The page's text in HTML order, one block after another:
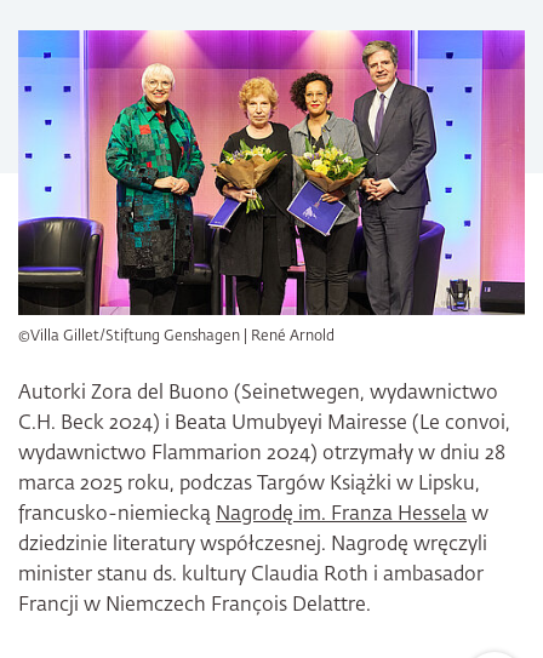
©Villa Gillet/Stiftung Genshagen | René Arnold
Autorki Zora del Buono (Seinetwegen, wydawnictwo
C.H. Beck 2024) i Beata Umubyeyi Mairesse (Le convoi,
wydawnictwo Flammarion 2024) otrzymały w dniu 28
marca 2025 roku, podczas Targów Książki w Lipsku,
francusko-niemiecką Nagrodę im. Franza Hessela w
dziedzinie literatury współczesnej. Nagrodę wręczyli
minister stanu ds. kultury Claudia Roth i ambasador
Francji w Niemczech François Delattre.